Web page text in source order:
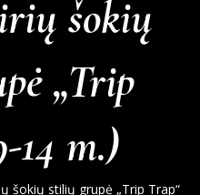
šokių
„Trip
14 m.)
šokių stilių grupė „Trip Trap“